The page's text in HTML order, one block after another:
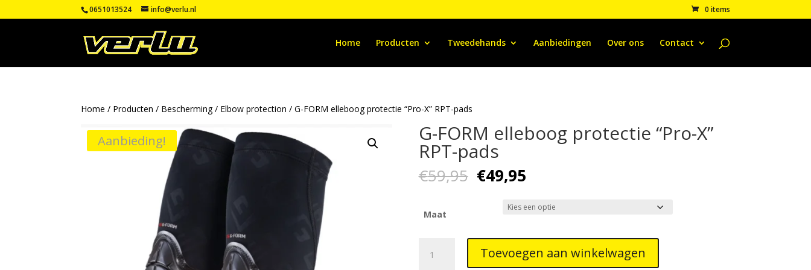
0651013524 info@verlu.nl 0 items
Home Producten Tweedehands Aanbiedingen Over ons Contact
Home / Producten / Bescherming/ Elbow protection / G-FORM elleboog protectie “Pro-X” RPT-pads
Aanbieding! G-FORM elleboog protectie “Pro-X”
RPT-pads
€59,95 Oorspronkelijke
prijs
was:
€59,95.
€49,95Huidige
is:
€49,95.
Maat
FORM
Toevoegen aan winkelwagen